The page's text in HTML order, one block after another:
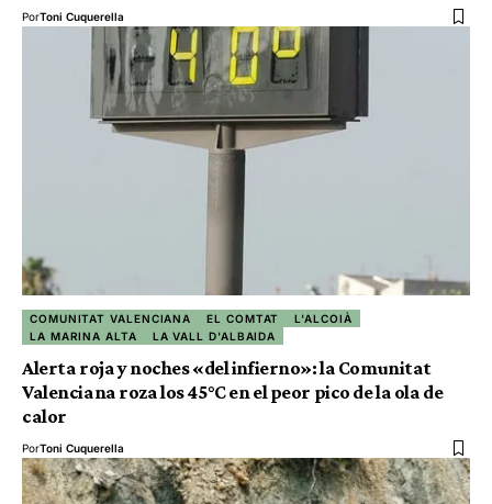
PorToni Cuquerella
COMUNITAT VALENCIANA EL COMTAT
L'ALCOIÀ
LA MARINA ALTA
LA VALL D'ALBAIDA
Alerta roja y noches «del infierno»: la Comunitat
Valenciana roza los 45°C en el peor pico de la ola de
calor
PorToni Cuquerella